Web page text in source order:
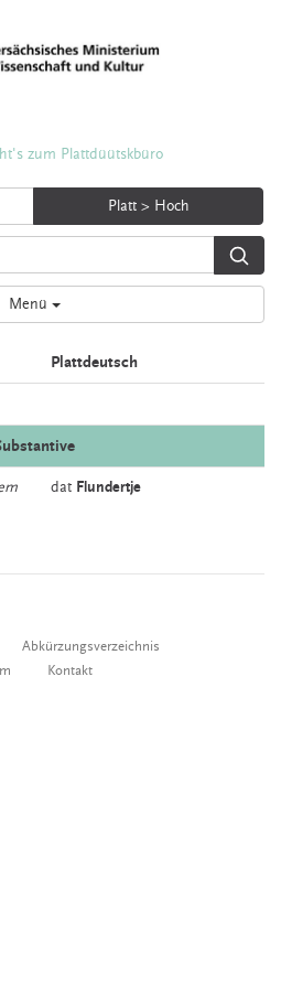
zum Plattdüütskbüro
Platt > Hoch
Menü
Plattdeutsch
dat Flundertje
Abkürzungsverzeichnis
Kontakt